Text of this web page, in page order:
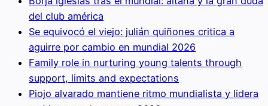
del club américa
Se equivocó el viejo: julián quiñones critica a
aguirre por cambio en mundial 2026
Family role in nurturing young talents through
support, limits and expectations
Piojo alvarado mantiene ritmo mundialista y lidera